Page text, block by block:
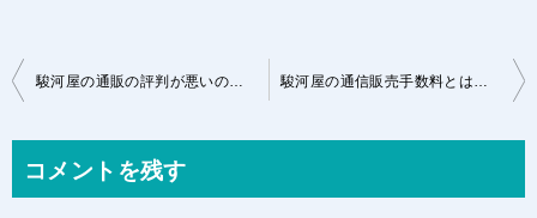
投
ビ
コメントを残す